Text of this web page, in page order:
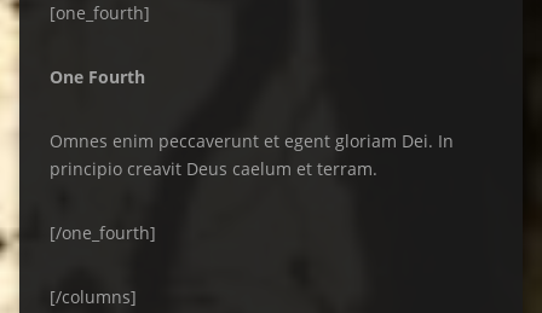
[one_fourth]
One Fourth
Omnes enim peccaverunt et egent gloriam Dei. In
principio creavit Deus caelum et terram.
[/one_fourth]
[/columns]